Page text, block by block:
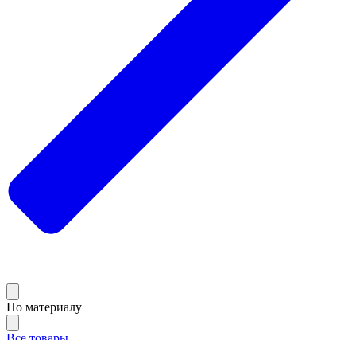
По материалу